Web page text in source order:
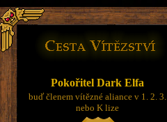
Pokořitel Dark Elfa
buď členem vítězné aliance v 1. 2. 3.
nebo K lize